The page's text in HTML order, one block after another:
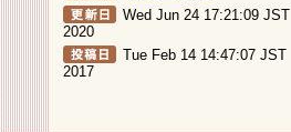
Wed Jun 24 17:21:09 JST
2020
Tue Feb 14 14:47:07 JST
2017